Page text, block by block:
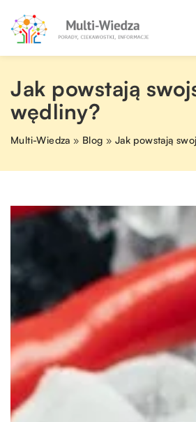
Jak powstają
wędliny?
Multi-Wiedza » Blog » Jak powstają